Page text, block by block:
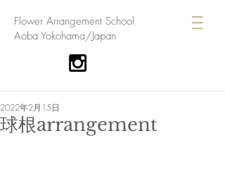
​Flower Arrangement School
Aoba Yokohama/Japan
球根arrangement
2022年2月15日